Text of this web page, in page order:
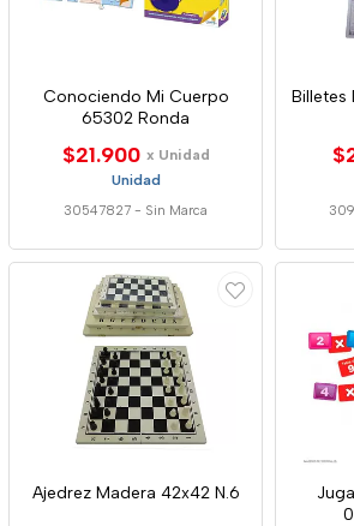
Conociendo Mi Cuerpo
65302 Ronda
$21.900 x Unidad
Unidad
30547827 - Sin Marca
Billetes
Ajedrez Madera 42x42 N.6